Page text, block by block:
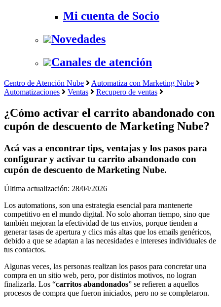
Mi cuenta de Socio
Novedades
Canales de atención
Centro de Atención Nube
Automatiza con Marketing Nube
Automatizaciones
Ventas Recupero de ventas
¿Cómo activar el carrito abandonado con
cupón de descuento de Marketing Nube?
Acá vas a encontrar tips, ventajas y los pasos para
configurar y activar tu carrito abandonado con
cupón de descuento de Marketing Nube.
Última actualización: 28/04/2026
Los automations, son una estrategia esencial para mantenerte
competitivo en el mundo digital. No solo ahorran tiempo, sino que
también mejoran la efectividad de tus envíos, porque tienden a
generar tasas de apertura y clics más altas que los emails genéricos,
debido a que se adaptan a las necesidades e intereses individuales de
tus contactos.
Algunas veces, las personas realizan los pasos para concretar una
compra en un sitio web, pero, por distintos motivos, no logran
finalizarla. Los “carritos abandonados” se refieren a aquellos
procesos de compra que fueron iniciados, pero no se completaron.